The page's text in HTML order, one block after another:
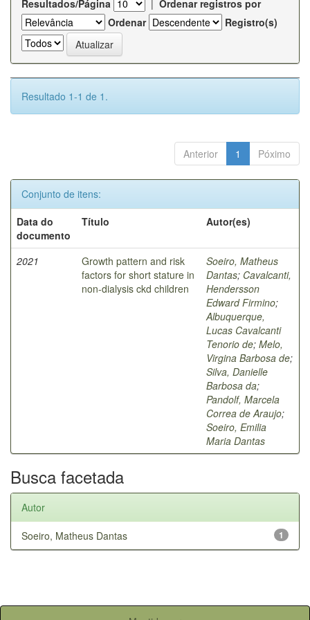
Resultados/Página
Ordenar registros por
Ordenar
Registro(s)
Resultado 1-1 de 1.
Anterior 1 Póximo
Conjunto de itens:
Data do
documento
Título Autor(es)
2021
Growth pattern and risk
factors for short stature in
non-dialysis ckd children
Soeiro, Matheus
Dantas; Cavalcanti,
Hendersson
Edward Firmino;
Albuquerque,
Lucas Cavalcanti
Tenorio de; Melo,
Virgina Barbosa de;
Silva, Danielle
Barbosa da;
Pandolf, Marcela
Correa de Araujo;
Soeiro, Emilia
Maria Dantas
Busca facetada
Autor
1
Soeiro, Matheus Dantas